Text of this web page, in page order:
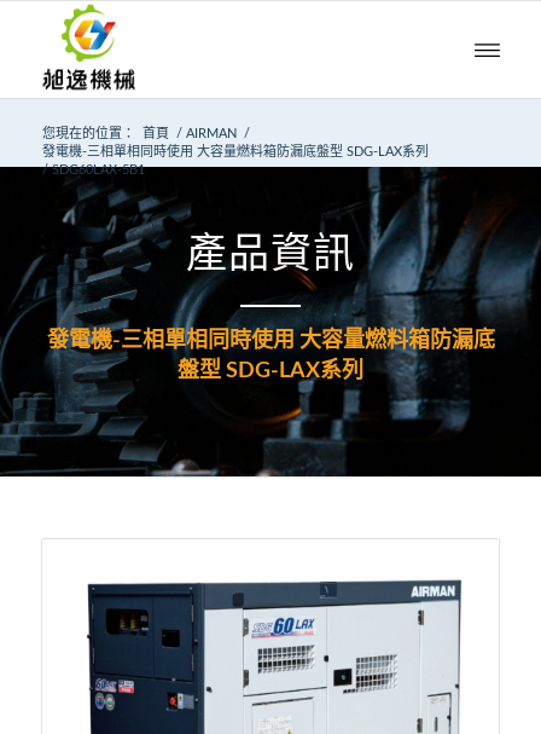
您現在的位置： 首頁 / AIRMAN
/
發電機-三相單相同時使用 大容量燃料箱防漏底盤型 SDG-LAX系列
/ SDG60LAX-5B1
產品資訊
發電機-三相單相同時使用 大容量燃料箱防漏底
盤型 SDG-LAX系列